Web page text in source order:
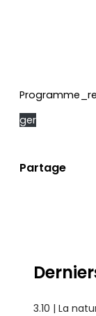
ger
Partage
3.10 | La